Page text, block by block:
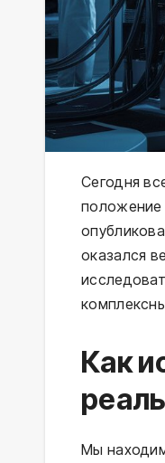
Сегодня
положение
оказался
Как
Мы